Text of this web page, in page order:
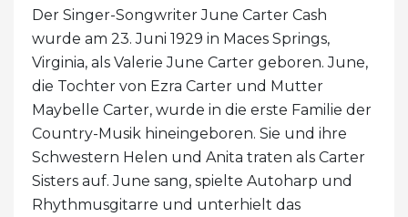
Der Singer-Songwriter June Carter Cash
wurde am 23. Juni 1929 in Maces Springs,
Virginia, als Valerie June Carter geboren. June,
die Tochter von Ezra Carter und Mutter
Maybelle Carter, wurde in die erste Familie der
Country-Musik hineingeboren. Sie und ihre
Schwestern Helen und Anita traten als Carter
Sisters auf. June sang, spielte Autoharp und
Rhythmusgitarre und unterhielt das